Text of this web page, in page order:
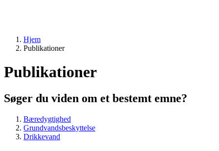
Hjem
Publikationer
Publikationer
Søger du viden om et bestemt emne?
Bæredygtighed
Grundvandsbeskyttelse
Drikkevand